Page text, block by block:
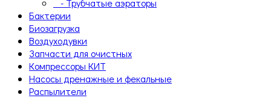
Бактерии
Биозагрузка
Воздуходувки
Запчасти для очистных
Компрессоры КИТ
Насосы дренажные и фекальные
Распылители